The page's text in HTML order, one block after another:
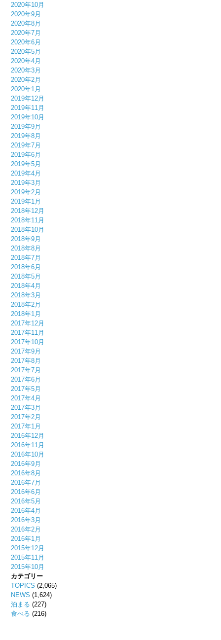
2020年10月
2020年9月
2020年8月
2020年7月
2020年6月
2020年5月
2020年4月
2020年3月
2020年2月
2020年1月
2019年12月
2019年11月
2019年10月
2019年9月
2019年8月
2019年7月
2019年6月
2019年5月
2019年4月
2019年3月
2019年2月
2019年1月
2018年12月
2018年11月
2018年10月
2018年9月
2018年8月
2018年7月
2018年6月
2018年5月
2018年4月
2018年3月
2018年2月
2018年1月
2017年12月
2017年11月
2017年10月
2017年9月
2017年8月
2017年7月
2017年6月
2017年5月
2017年4月
2017年3月
2017年2月
2017年1月
2016年12月
2016年11月
2016年10月
2016年9月
2016年8月
2016年7月
2016年6月
2016年5月
2016年4月
2016年3月
2016年2月
2016年1月
2015年12月
2015年11月
2015年10月
カテゴリー
TOPICS (2,065)
NEWS (1,624)
泊まる (227)
食べる (216)